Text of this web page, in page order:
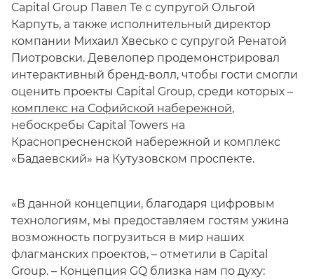
Capital Group Павел Те с супругой Ольгой
Карпуть, а также исполнительный директор
компании Михаил Хвесько с супругой Ренатой
Пиотровски. Девелопер продемонстрировал
интерактивный бренд-волл, чтобы гости смогли
оценить проекты Capital Group, среди которых –
комплекс на Софийской набережной,
небоскребы Capital Towers на
Краснопресненской набережной и комплекс
«Бадаевский» на Кутузовском проспекте.
«В данной концепции, благодаря цифровым
технологиям, мы предоставляем гостям ужина
возможность погрузиться в мир наших
флагманских проектов, – отметили в Capital
Group. – Концепция GQ близка нам по духу: